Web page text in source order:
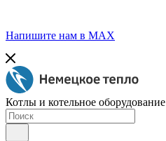
Напишите нам в МАХ
Котлы и котельное оборудование